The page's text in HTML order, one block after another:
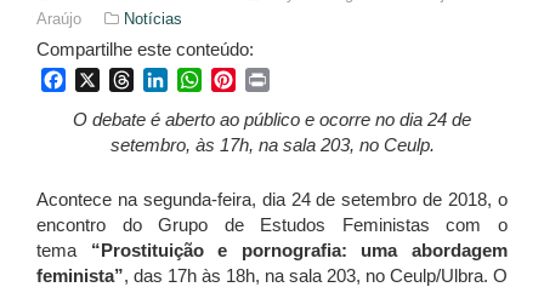
Araújo
Notícias
Compartilhe este conteúdo:
FacebookThreadsLinkedInWhatsApp
Pinterest
O debate é aberto ao público e ocorre no dia 24 de
setembro, às 17h, na sala 203, no Ceulp.
Acontece na segunda-feira, dia 24 de setembro de 2018, o
encontro do Grupo de Estudos Feministas com o
tema “Prostituição e pornografia: uma abordagem
feminista”, das 17h às 18h, na sala 203, no Ceulp/Ulbra. O